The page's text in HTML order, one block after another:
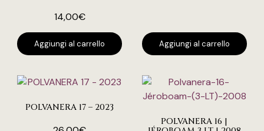
14,00€
Aggiungi al carrello Aggiungi al carrello
POLVANERA 17 – 2023
POLVANERA 16 |